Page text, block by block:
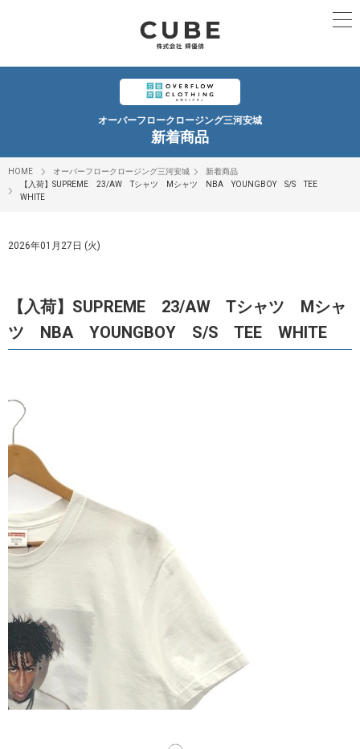
オーバーフロークロージング三河安城
新着商品
HOME オーバーフロークロージング三河安城
新着商品
【入荷】SUPREME 23/AW Tシャツ Mシャツ NBA YOUNGBOY S/S TEE
WHITE
2026年01月27日 (火)
【入荷】SUPREME 23/AW Tシャツ Mシャ
ツ NBA YOUNGBOY S/S TEE WHITE